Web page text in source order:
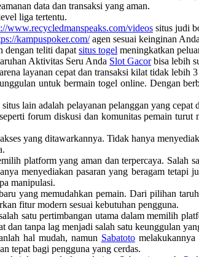
data dan transaksi yang aman.
liga tertentu.
www.recycledmanspeaks.com/videos situs judi
kampuspoker.com/agen sesuai keinginan
dengan teliti dapat situs togel meningkatkan
Aktivitas Seru Anda Slot Gacorbisa lebih
layanan cepat dan transaksi kilat tidak lebih
untuk bermain togel online. Dengan
lain adalah pelayanan pelanggan yang
forum diskusi dan komunitas pemain
yang ditawarkannya. Tidak hanya
platform yang aman dan terpercaya. Salah
menyediakan pasaran yang beragam
manipulasi.
yang memudahkan pemain. Dari pilihan
fitur modern sesuai kebutuhan pengguna.
satu pertimbangan utama dalam memilih
tanpa lag menjadi salah satu keunggulan
hal mudah, namun Sabatotomelakukannya
tepat bagi pengguna yang cerdas.